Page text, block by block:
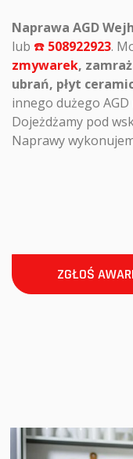
Naprawa AGD
lub ☎️ 508922923.
zmywarek,
ubrań, płyt
innego dużego
Dojeżdżamy pod
Naprawy
ZGŁOŚ